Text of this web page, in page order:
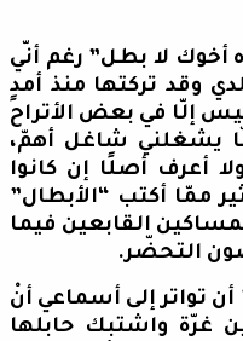
أخوك لا بطل” رغم أنّي
وقد تركتها منذ أمدٍ
إلّا في بعض الأتراح
يشغلني شاغل أهمّ،
أعرف أصلًا إن كانوا
ممّا أكتب “الأبطال”
القابعين فيما
التحضّر.
تواتر إلى أسماعي أنْ
غرّة واشتبك حابلها